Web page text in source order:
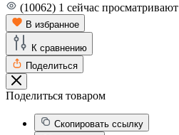
(10062) 1 сейчас просматривают
В избранное
К сравнению
Поделиться
Поделиться товаром
Скопировать ссылку